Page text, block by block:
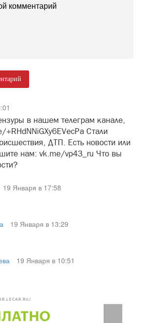
в нашем телеграм канале,
+RHdNNiGXy6EVecPa Стали
ДТП. Есть новости или
нам: vk.me/vp43_ru Что вы
19 Января в 17:58
19 Января в 13:29
19 Января в 10:51